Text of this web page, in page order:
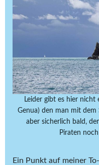
Leider gibt es hier nicht
Genua) den man mit
aber sicherlich bald,
Piraten
Ein Punkt auf meiner